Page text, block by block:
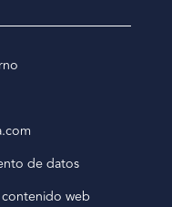
de datos
web